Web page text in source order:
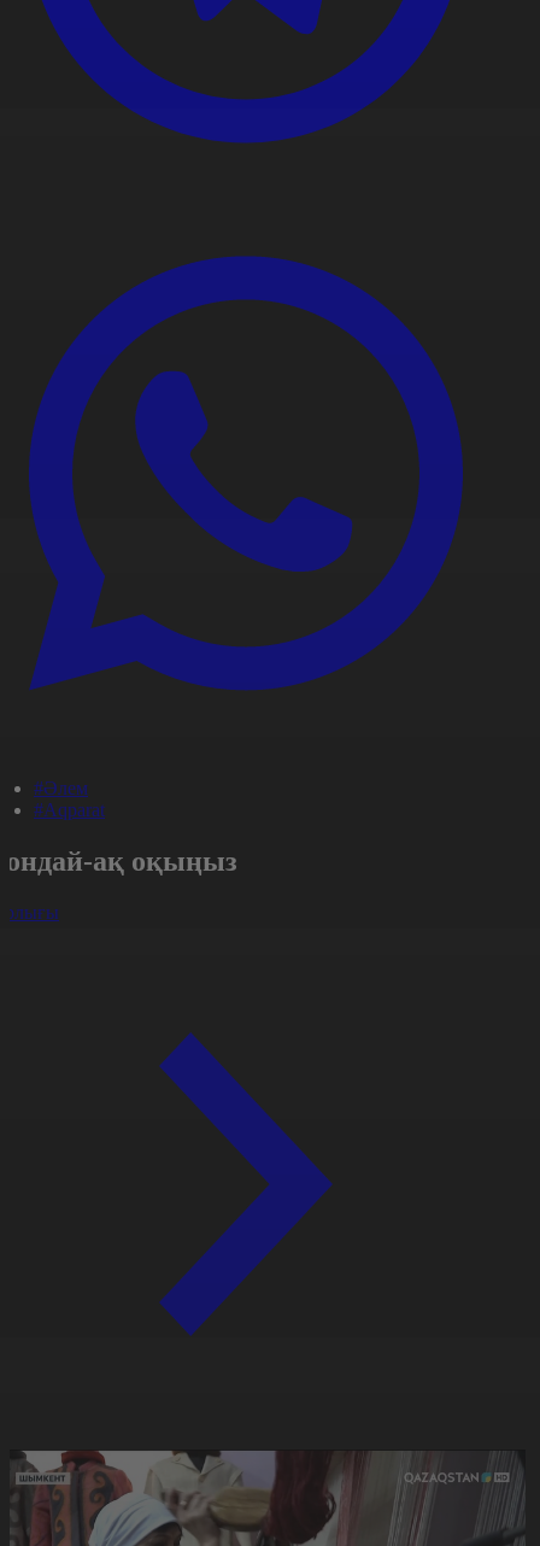
#Әлем
#Aqparat
ақ оқыңыз